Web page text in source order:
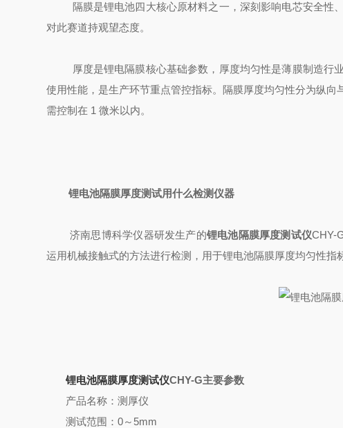
隔膜是锂电池四大核心原材料之一，深刻影响电芯安全性、
对此赛道持观望态度。
厚度是锂电隔膜核心基础参数，厚度均匀性是薄膜制造行业
使用性能，是生产环节重点管控指标。隔膜厚度均匀性分为纵
需控制在 1 微米以内。
锂电池隔膜厚度测试用什么检测仪器
济南思博科学仪器研发生产的锂电池隔膜厚度测试仪CHY-
运用机械接触式的方法进行检测，用于锂电池隔膜厚度均匀性指
锂电池隔膜厚度测试仪CHY-G主要参数
产品名称：测厚仪
测试范围：0～5mm